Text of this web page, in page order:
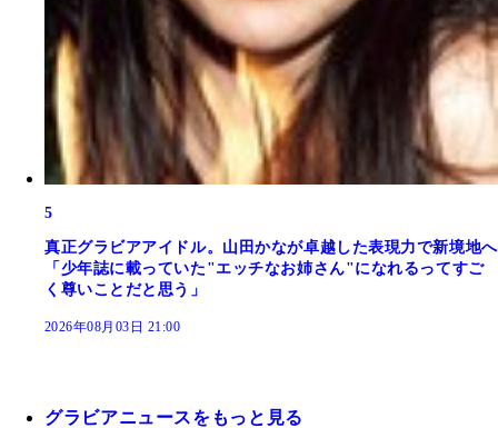
5
真正グラビアアイドル。山田かなが卓越した表現力で新境地へ
「少年誌に載っていた"エッチなお姉さん"になれるってすご
く尊いことだと思う」
2026年08月03日 21:00
グラビアニュースをもっと見る